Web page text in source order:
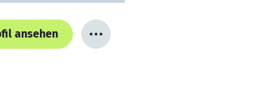
ansehen